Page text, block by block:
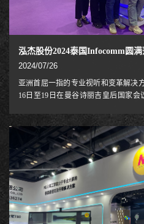
泓杰股份2024泰国Infocomm圆
2024/07/26
亚洲首屈一指的专业视听和变革解决
16日至19日在曼谷诗丽吉皇后国家会
视推车和游戏显示器支架, 吸引与会
会期间，所有参观者都对我们的新产
员都通过现场演示进行了专业的介绍
提高了游戏过程中的舒适性和体验感